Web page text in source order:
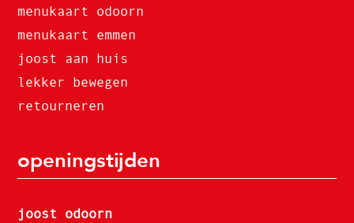
menukaart odoorn
menukaart emmen
joost aan huis
lekker bewegen
retourneren
openingstijden
joost odoorn